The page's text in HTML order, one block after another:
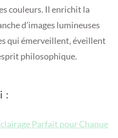
couleurs. Il enrichit la
d’images lumineuses
qui émerveillent, éveillent
philosophique.
:
Parfait pour Chaque